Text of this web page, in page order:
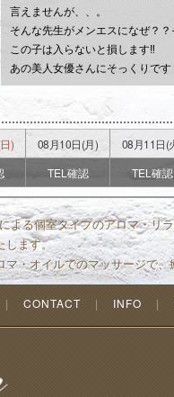
言えませんが、、。
そんな先生がメンエスになぜ？？
この子は入らないと損します‼
あの美人女優さんにそっくりです
) 08月10日(月) 08月11日(
TEL確認 TEL確認
よる個室タイプのアロマ・リ
します。
・オイルでのマッサージで
CONTACT INFO